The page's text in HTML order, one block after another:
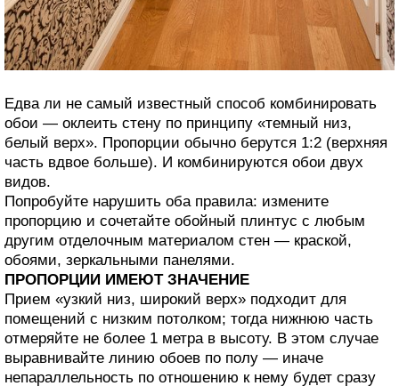
Едва ли не самый известный способ комбинировать
обои — оклеить стену по принципу «темный низ,
белый верх». Пропорции обычно берутся 1:2 (верхняя
часть вдвое больше). И комбинируются обои двух
видов.
Попробуйте нарушить оба правила: измените
пропорцию и сочетайте обойный плинтус с любым
другим отделочным материалом стен — краской,
обоями, зеркальными панелями.
ПРОПОРЦИИ ИМЕЮТ ЗНАЧЕНИЕ
Прием «узкий низ, широкий верх» подходит для
помещений с низким потолком; тогда нижнюю часть
отмеряйте не более 1 метра в высоту. В этом случае
выравнивайте линию обоев по полу — иначе
непараллельность по отношению к нему будет сразу